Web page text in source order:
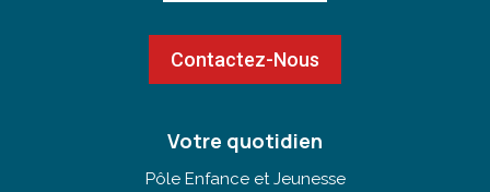
Contactez-Nous
Votre quotidien
Pôle Enfance et Jeunesse